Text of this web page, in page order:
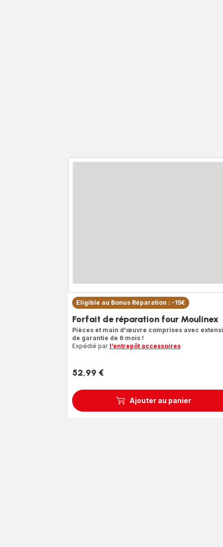
Ajouter au panier
Eligible au Bonus Réparation : -15€
Forfait de réparation four Moulinex
Pièces et main d'œuvre comprises avec
de garantie de 6 mois !
Expédié par l’entrepôt accessoires
Prix
52,99 €